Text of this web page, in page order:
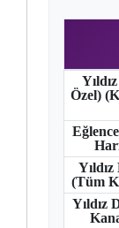
Özel)
(Tüm
Yıldız